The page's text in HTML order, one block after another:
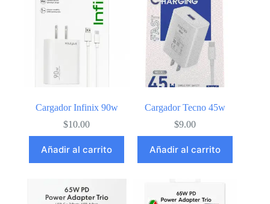
Cargador Infinix 90w
$10.00
Añadir al carrito
Cargador Tecno 45w
$9.00
Añadir al carrito